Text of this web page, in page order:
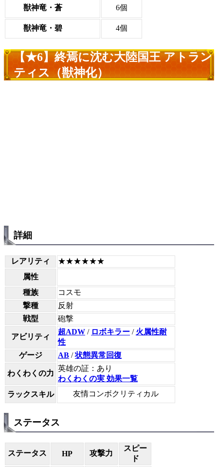
獣神竜・蒼 6個
獣神竜・碧 4個
【★6】終焉に沈む大陸国王 アトラン
ティス（獣神化）
詳細
レアリティ
★★★★★★
属性
種族
コスモ
撃種
反射
戦型
砲撃
アビリティ
超ADW / ロボキラー / 火属性耐
性
ゲージ
AB /状態異常回復
わくわくの力
英雄の証：あり
わくわくの実 効果一覧
ラックスキル
友情コンボクリティカル
ステータス
ステータス HP 攻撃力
スピー
ド